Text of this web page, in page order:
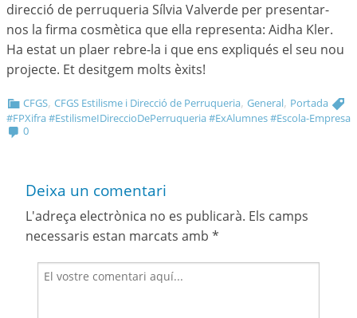
direcció de perruqueria Sílvia Valverde per presentar-
nos la firma cosmètica que ella representa: Aidha Kler.
Ha estat un plaer rebre-la i que ens expliqués el seu nou
projecte. Et desitgem molts èxits!
CFGS,CFGS Estilisme i Direcció de Perruqueria,General, Portada
#FPXifra #EstilismeIDireccioDePerruqueria #ExAlumnes #Escola-Empresa
0
Deixa un comentari
L'adreça electrònica no es publicarà. Els camps
necessaris estan marcats amb *